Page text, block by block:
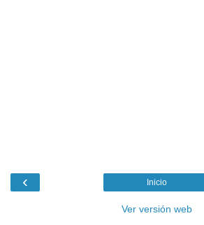
‹ Inicio
Ver versión web